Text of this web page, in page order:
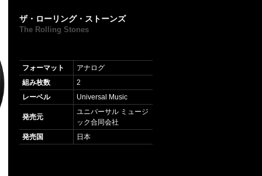
ザ・ローリング・ストーンズ
The Rolling Stones
フォーマット
アナログ
組み枚数
2
レーベル
Universal Music
発売元
ユニバーサル ミュージ
ック合同会社
発売国
日本